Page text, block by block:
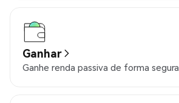
Ganhar
Ganhe renda passiva de forma